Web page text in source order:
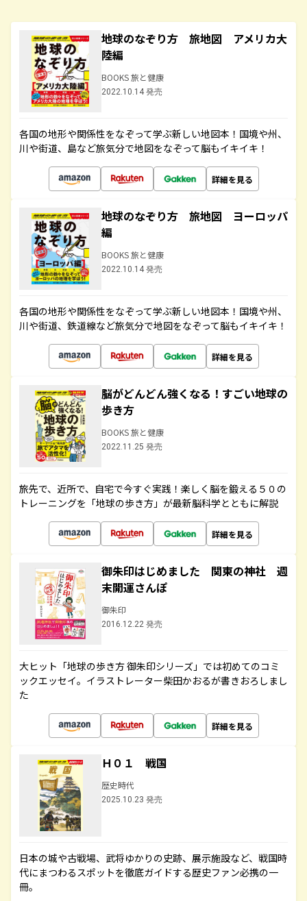
地球のなぞり方 旅地図 アメリカ大
陸編
BOOKS 旅と健康
2022.10.14 発売
各国の地形や関係性をなぞって学ぶ新しい地図本！国境や州、
川や街道、島など旅気分で地図をなぞって脳もイキイキ！
詳細を見る
地球のなぞり方 旅地図 ヨーロッパ
編
BOOKS 旅と健康
2022.10.14 発売
各国の地形や関係性をなぞって学ぶ新しい地図本！国境や州、
川や街道、鉄道線など旅気分で地図をなぞって脳もイキイキ！
詳細を見る
脳がどんどん強くなる！すごい地球の
歩き方
BOOKS 旅と健康
2022.11.25 発売
旅先で、近所で、自宅で今すぐ実践！楽しく脳を鍛える５０の
トレーニングを「地球の歩き方」が最新脳科学とともに解説
詳細を見る
御朱印はじめました 関東の神社 週
末開運さんぽ
御朱印
2016.12.22 発売
大ヒット「地球の歩き方 御朱印シリーズ」では初めてのコミ
ックエッセイ。イラストレーター柴田かおるが書きおろしまし
た
詳細を見る
Ｈ０１ 戦国
歴史時代
2025.10.23 発売
日本の城や古戦場、武将ゆかりの史跡、展示施設など、戦国時
代にまつわるスポットを徹底ガイドする歴史ファン必携の一
冊。